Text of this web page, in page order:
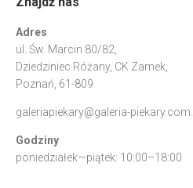
Adres
ul. Św. Marcin 80/82,
Dziedziniec Różany, CK Zamek,
Poznań, 61-809
galeriapiekary@galeria-
Godziny
poniedziałek—piątek: 10:00–18:00